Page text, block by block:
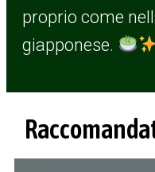
proprio come
giapponese.